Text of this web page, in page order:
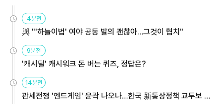
4분전
與 "'하늘이법' 여야 공동 발의 괜찮아…그것이 협치"
9분전
'캐시딜' 캐시워크 돈 버는 퀴즈, 정답은?
14분전
관세전쟁 '엔드게임' 윤곽 나오나…한국 新통상정책 교두보 활